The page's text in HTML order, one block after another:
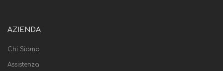
AZIENDA
Chi Siamo
Assistenza